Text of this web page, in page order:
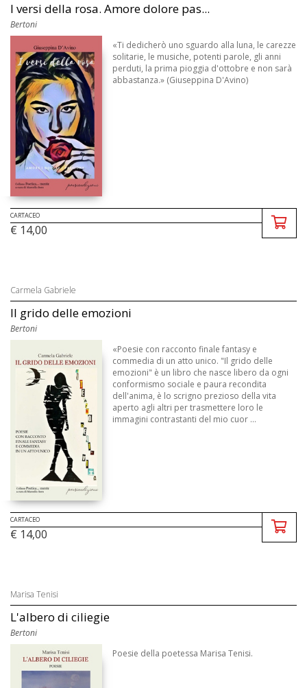
I versi della rosa. Amore dolore pas...
Bertoni
«Ti dedicherò uno sguardo alla luna, le carezze
solitarie, le musiche, potenti parole, gli anni
perduti, la prima pioggia d'ottobre e non sarà
abbastanza.» (Giuseppina D'Avino)
CARTACEO
€ 14,00
Carmela Gabriele
Il grido delle emozioni
Bertoni
«Poesie con racconto finale fantasy e
commedia di un atto unico. "Il grido delle
emozioni" è un libro che nasce libero da ogni
conformismo sociale e paura recondita
dell'anima, è lo scrigno prezioso della vita
aperto agli altri per trasmettere loro le
immagini contrastanti del mio cuor ...
CARTACEO
€ 14,00
Marisa Tenisi
L'albero di ciliegie
Bertoni
Poesie della poetessa Marisa Tenisi.